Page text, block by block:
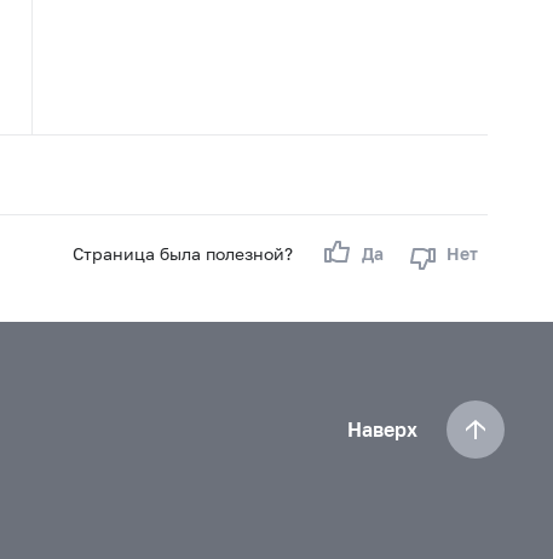
Страница была полезной? Да Нет
Наверх